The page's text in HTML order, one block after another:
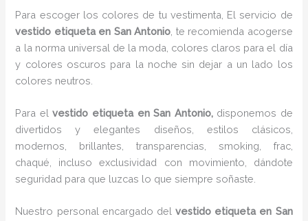
Para escoger los colores de tu vestimenta, El servicio de
vestido etiqueta en San Antonio , te recomienda acogerse
a la norma universal de la moda, colores claros para el día
y colores oscuros para la noche sin dejar a un lado los
colores neutros.
Para elvestido etiquetaen San Antonio, disponemos de
divertidos y elegantes diseños, estilos clásicos,
modernos, brillantes, transparencias, smoking, frac,
chaqué, incluso exclusividad con movimiento, dándote
seguridad para que luzcas lo que siempre soñaste.
Nuestro personal encargado delvestido etiquetaen San